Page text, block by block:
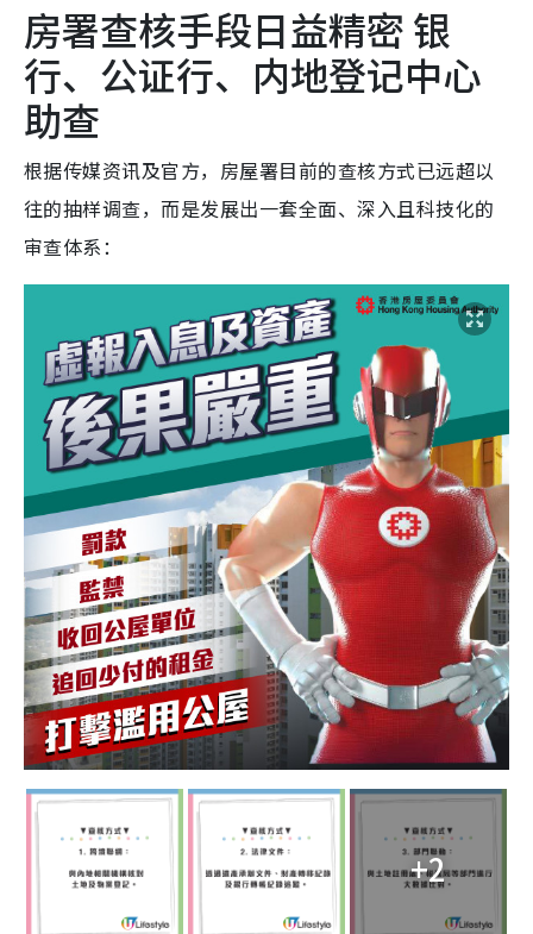
房署查核手段日益精密 银
行、公证行、内地登记中心
助查
根据传媒资讯及官方，房屋署目前的查核方式已远超以
往的抽样调查，而是发展出一套全面、深入且科技化的
审查体系：
+2